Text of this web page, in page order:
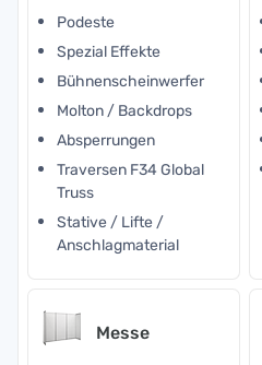
Podeste
Spezial Effekte
Bühnenscheinwerfer
Molton / Backdrops
Absperrungen
Traversen F34 Global
Truss
Stative / Lifte /
Anschlagmaterial
Messe